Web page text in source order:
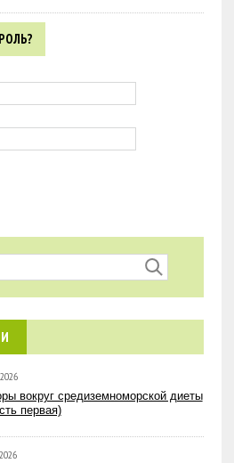
вокруг средиземноморской диеты
первая)